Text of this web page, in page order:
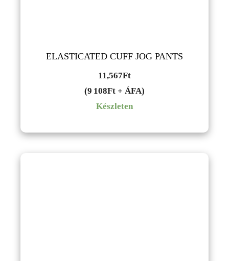
ELASTICATED CUFF JOG PANTS
11,567Ft
(9 108Ft + ÁFA)
Készleten